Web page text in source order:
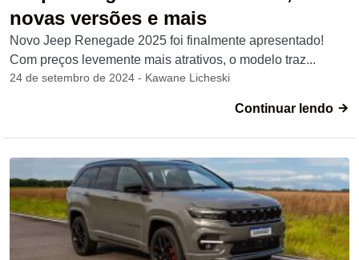
novas versões e mais
Novo Jeep Renegade 2025 foi finalmente apresentado!
Com preços levemente mais atrativos, o modelo traz...
24 de setembro de 2024 - Kawane Licheski
Continuar lendo